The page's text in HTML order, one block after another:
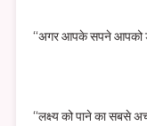
“अगर आपके सपने आपको
“लक्ष्य को पाने का सबसे